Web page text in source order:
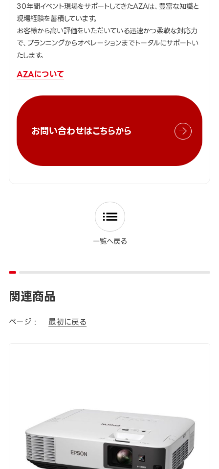
30年間イベント現場をサポートしてきたAZAは、豊富な知識と
現場経験を蓄積しています。
お客様から高い評価をいただいている迅速かつ柔軟な対応力
で、プランニングからオペレーションまでトータルにサポートい
たします。
AZAについて
お問い合わせはこちらから
一覧へ戻る
関連商品
ページ : 最初に戻る